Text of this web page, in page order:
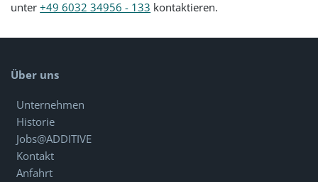
unter+49 6032 34956 - 133 kontaktieren.
Über uns
Unternehmen
Historie
Jobs@ADDITIVE
Kontakt
Anfahrt